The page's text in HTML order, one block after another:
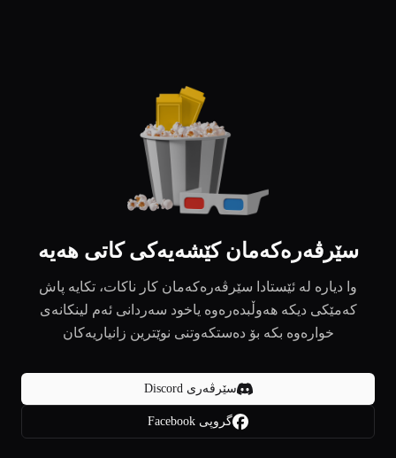
سێرڤەرەکەمان کێشەیەکی کاتی هەیە
وا دیارە لە ئێستادا سێرڤەرەکەمان کار ناکات، تکایە پاش
کەمێکی دیکە هەوڵبدەرەوە یاخود سەردانی ئەم لینکانەی
خوارەوە بکە بۆ دەستکەوتنی نوێترین زانیاریەکان
سێرڤەری Discord
گروپی Facebook